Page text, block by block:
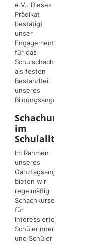
e.V.. Dieses
Prädikat
bestätigt
unser
Engagement
für das
Schulschach
als festen
Bestandteil
unseres
Bildungsangebots.
Schachunterricht
im
Schulalltag
Im Rahmen
unseres
Ganztagsangebots
bieten wir
regelmäßig
Schachkurse
für
interessierte
Schülerinnen
und Schüler